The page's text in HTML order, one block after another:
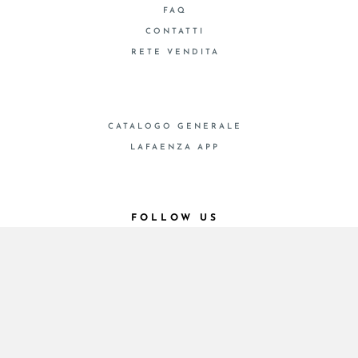
FAQ
CONTATTI
RETE VENDITA
CATALOGO GENERALE
LAFAENZA APP
FOLLOW US